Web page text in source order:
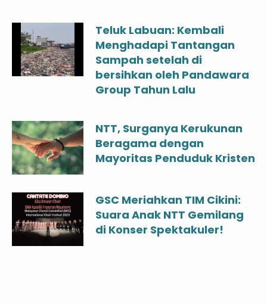
Teluk Labuan: Kembali
Menghadapi Tantangan
Sampah setelah di
bersihkan oleh Pandawara
Group Tahun Lalu
NTT, Surganya Kerukunan
Beragama dengan
Mayoritas Penduduk Kristen
GSC Meriahkan TIM Cikini:
Suara Anak NTT Gemilang
di Konser Spektakuler!